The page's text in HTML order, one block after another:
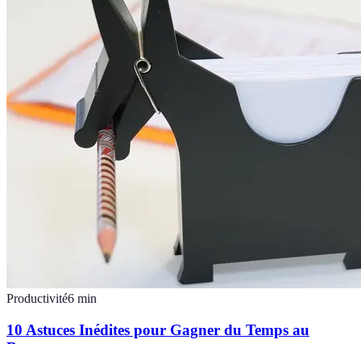
Productivité6 min
10 Astuces Inédites pour Gagner du Temps au